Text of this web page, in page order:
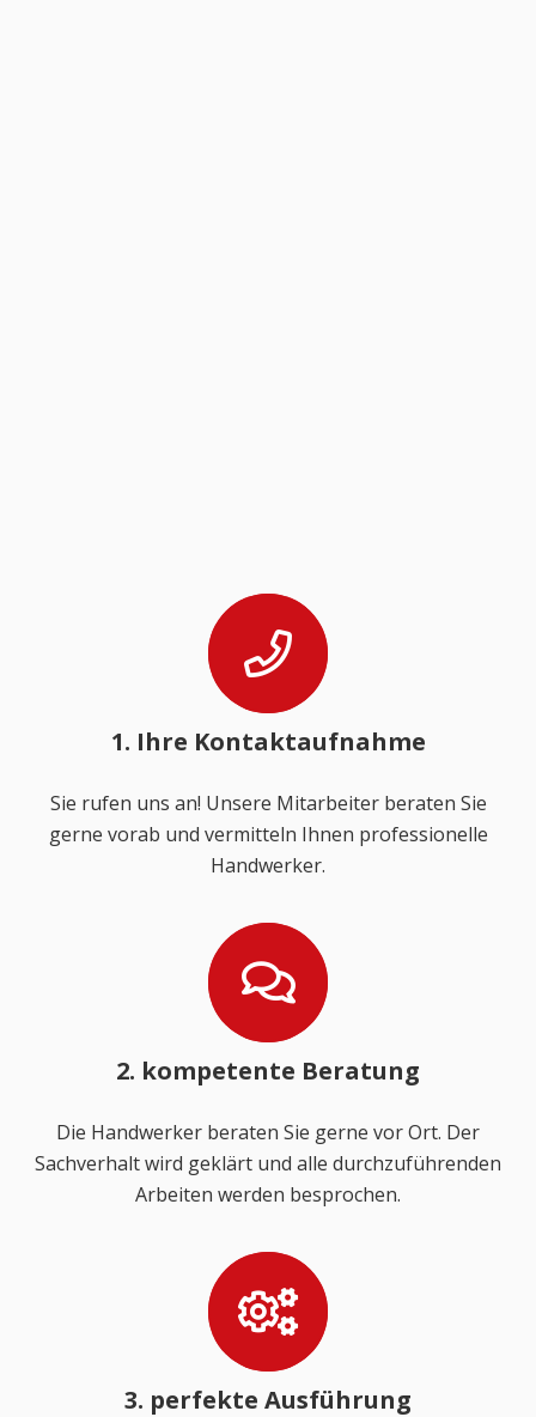
1. Ihre Kontaktaufnahme
Sie rufen uns an! Unsere Mitarbeiter beraten Sie
gerne vorab und vermitteln Ihnen professionelle
Handwerker.
2. kompetente Beratung
Die Handwerker beraten Sie gerne vor Ort. Der
Sachverhalt wird geklärt und alle durchzuführenden
Arbeiten werden besprochen.
3. perfekte Ausführung